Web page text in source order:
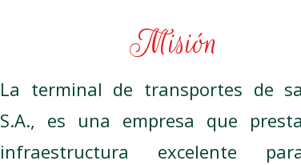
Misión
La terminal de transportes de
S.A., es una empresa que
infraestructura excelente